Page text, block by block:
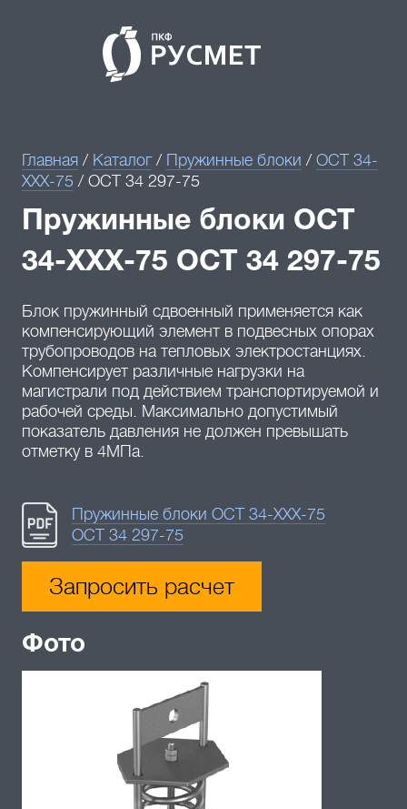
Главная / Каталог / Пружинные блоки / ОСТ 34-
XXX-75 / ОСТ 34 297-75
Пружинные блоки ОСТ
34-XXX-75 ОСТ 34 297-75
Блок пружинный сдвоенный применяется как
компенсирующий элемент в подвесных опорах
трубопроводов на тепловых электростанциях.
Компенсирует различные нагрузки на
магистрали под действием транспортируемой и
рабочей среды. Максимально допустимый
показатель давления не должен превышать
отметку в 4МПа.
Пружинные блоки ОСТ 34-XXX-75
ОСТ 34 297-75
Запросить расчет
Фото